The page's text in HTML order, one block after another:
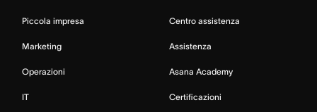
Piccola impresa
Marketing
Operazioni
IT
Centro assistenza
Assistenza
Asana Academy
Certificazioni